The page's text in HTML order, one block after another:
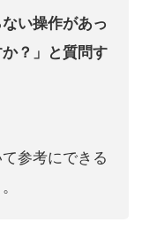
い操作があっ
？」と質問す
参考にできる